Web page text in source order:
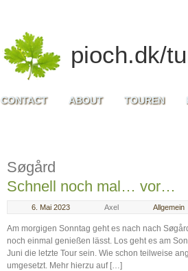
pioch.dk/
CONTACT ABOUT TOUREN
Søgård
Schnell noch mal… vor…
6. Mai 2023 Axel Allgemein
Am morgigen Sonntag geht es nach nach
noch einmal genießen lässt. Los geht es am
Juni die letzte Tour sein. Wie schon teilweise
umgesetzt. Mehr hierzu auf […]